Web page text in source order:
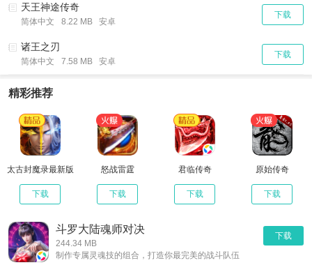
天王神途传奇
简体中文 8.22 MB 安卓
下载
诸王之刃
简体中文 7.58 MB 安卓
下载
精彩推荐
太古封魔录最新版
下载
怒战雷霆
下载
君临传奇
下载
原始传奇
下载
斗罗大陆魂师对决
244.34 MB
下载
制作专属灵魂技的组合，打造你最完美的战斗队伍